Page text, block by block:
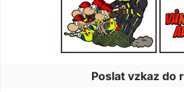
Poslat vzkaz do